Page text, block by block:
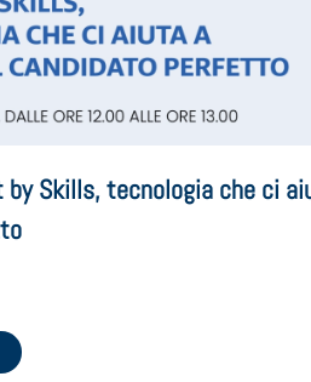
by Skills, tecnologia che ci